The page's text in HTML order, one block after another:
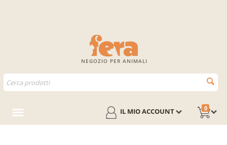
NEGOZIO PER ANIMALI
0
IL MIO ACCOUNT